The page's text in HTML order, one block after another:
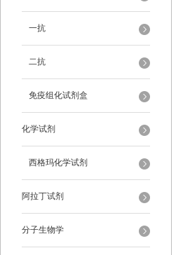
一抗
二抗
免疫组化试剂盒
化学试剂
西格玛化学试剂
阿拉丁试剂
分子生物学